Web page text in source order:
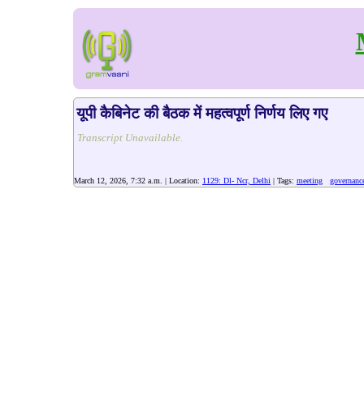
यूपी कैबिनेट की बैठक में महत्वपूर्ण निर्णय लिए गए
Transcript Unavailable.
March 12, 2026, 7:32 a.m. | Location: 1129: Dl- Ncr, Delhi | Tags: meeting